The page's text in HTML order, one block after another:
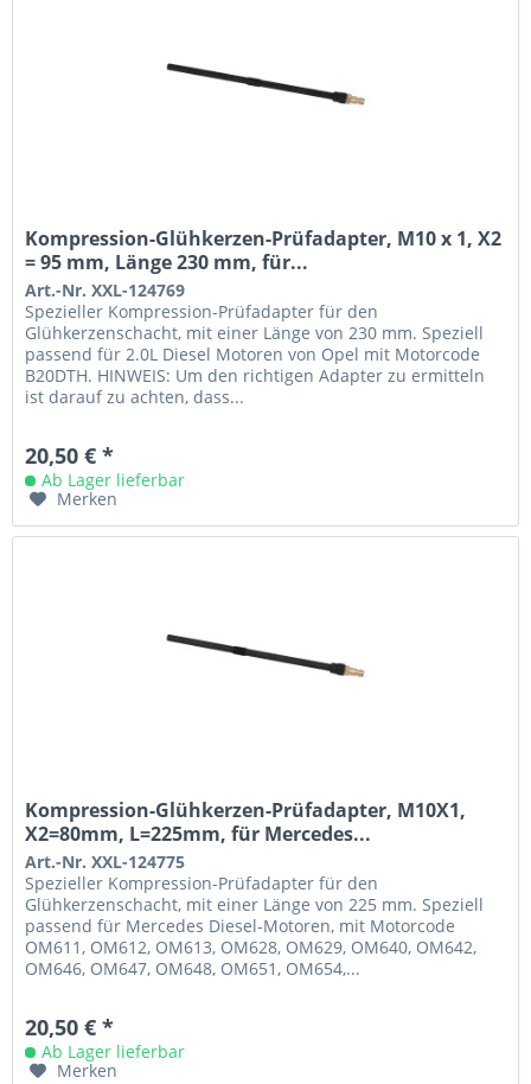
Kompression-Glühkerzen-Prüfadapter, M10 x 1, X2
= 95 mm, Länge 230 mm, für...
Art.-Nr. XXL-124769
Spezieller Kompression-Prüfadapter für den
Glühkerzenschacht, mit einer Länge von 230 mm. Speziell
passend für 2.0L Diesel Motoren von Opel mit Motorcode
B20DTH. HINWEIS: Um den richtigen Adapter zu ermitteln
ist darauf zu achten, dass...
20,50 € *
Ab Lager lieferbar
Merken
Kompression-Glühkerzen-Prüfadapter, M10X1,
X2=80mm, L=225mm, für Mercedes...
Art.-Nr. XXL-124775
Spezieller Kompression-Prüfadapter für den
Glühkerzenschacht, mit einer Länge von 225 mm. Speziell
passend für Mercedes Diesel-Motoren, mit Motorcode
OM611, OM612, OM613, OM628, OM629, OM640, OM642,
OM646, OM647, OM648, OM651, OM654,...
20,50 € *
Ab Lager lieferbar
Merken